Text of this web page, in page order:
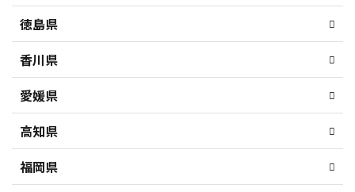
徳島県
香川県
愛媛県
高知県
福岡県